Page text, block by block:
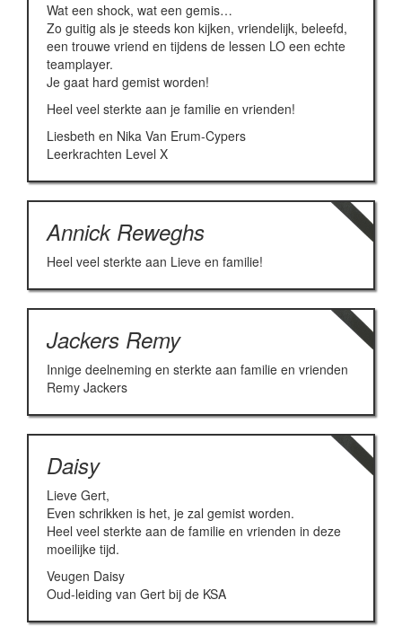
Wat een shock, wat een gemis…
Zo guitig als je steeds kon kijken, vriendelijk, beleefd,
een trouwe vriend en tijdens de lessen LO een echte
teamplayer.
Je gaat hard gemist worden!
Heel veel sterkte aan je familie en vrienden!
Liesbeth en Nika Van Erum-Cypers
Leerkrachten Level X
Annick Reweghs
Heel veel sterkte aan Lieve en familie!
Jackers Remy
Innige deelneming en sterkte aan familie en vrienden
Remy Jackers
Daisy
Lieve Gert,
Even schrikken is het, je zal gemist worden.
Heel veel sterkte aan de familie en vrienden in deze
moeilijke tijd.
Veugen Daisy
Oud-leiding van Gert bij de KSA